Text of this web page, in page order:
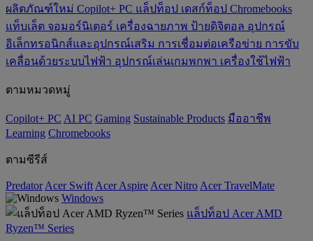
ผลิตภัณฑ์ใหม่ Copilot+ PC แล็ปท็อป เดสก์ท็อป Chromebooks
แท็บเล็ต จอมอร์นิเตอร์ เครื่องฉายภาพ ป้ายดิจิตอล อุปกรณ์
อิเล็กทรอนิกส์และอุปกรณ์เสริม การเชื่อมต่อเครือข่าย การขับ
เคลื่อนด้วยระบบไฟฟ้า อุปกรณ์เล่นเกมพกพา เครื่องใช้ไฟฟ้า
ตามหมวดหมู่
Copilot+ PC AI PC Gaming ‌Sustainable Products มืออาชีพ
‌Learning Chromebooks
ตามซีรีส์
Predator Acer Swift Acer Aspire Acer Nitro Acer TravelMate
Windows
แล็ปท็อป Acer AMD
Ryzen™ Series